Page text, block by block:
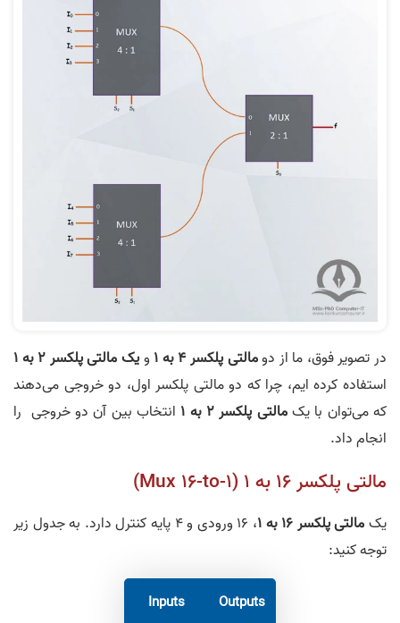
در تصویر فوق، ما از دومالتی پلکسر 4 به 1 ویک مالتی پلکسر 2 به 1
استفاده کرده ایم، چرا که دو مالتی پلکسر اول،‌ دو خروجی می‌دهند
که می‌توان با یکمالتی پلکسر 2 به 1
انتخاب بین آن دو خروجی را
انجام داد.
مالتی پلکسر ۱۶ به ۱ (Mux 16-to-1)
یکمالتی پلکسر ۱۶ به ۱
، ۱۶ ورودی و ۴ پایه کنترل دارد. به جدول زیر
توجه کنید:
Outputs
Inputs